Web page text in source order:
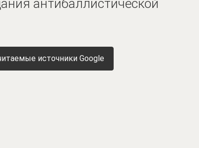
антибаллистической
источники Google